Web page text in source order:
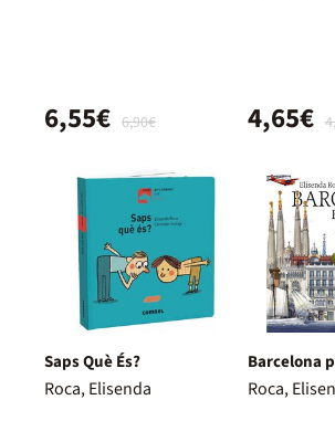
6,90€
6,55€ 4,65€
Saps Què És?
Roca, Elisenda
Barcelona
Roca,